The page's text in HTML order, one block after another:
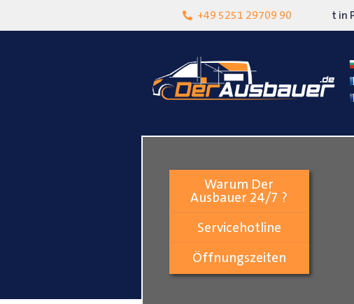
+49 5251 29709 90
Lokalgeschäft in Paderborn
Warum Der
Ausbauer 24/7 ?
Servicehotline
Öffnungszeiten